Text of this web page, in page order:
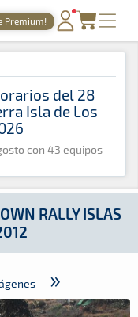
desde 1999
Premium!
PORTADA
ONLINE
NOTICIAS
AGENDA
GALERÍAS
TIENDA
Rally Islas
del 28
Isla de Los
con 43 equipos
RALLY ISLAS
»